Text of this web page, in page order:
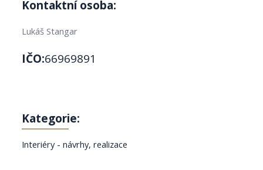
Kontaktní osoba:
Lukáš Stangar
IČO:66969891
Kategorie:
Interiéry - návrhy, realizace